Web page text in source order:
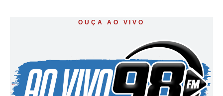
OUÇA AO VIVO